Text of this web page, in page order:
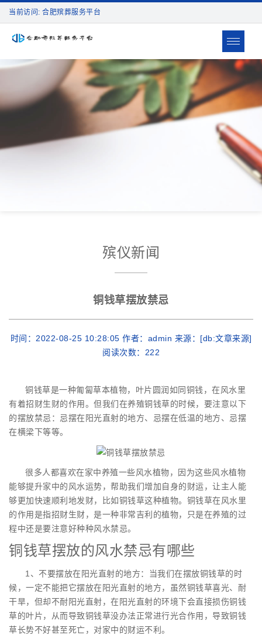
当前访问: 合肥殡葬服务平台
Toggle
殡仪新闻
铜钱草摆放禁忌
时间：2022-08-25 10:28:05 作者：admin 来源：[db:文章来源]
阅读次数： 222
铜钱草是一种匍匐草本植物，叶片圆润如同铜钱，在风水里
有着招财生财的作用。但我们在养殖铜钱草的时候，要注意以下
的摆放禁忌：忌摆在阳光直射的地方、忌摆在低温的地方、忌摆
在横梁下等等。
很多人都喜欢在家中养殖一些风水植物，因为这些风水植物
能够提升家中的风水运势，帮助我们增加自身的财运，让主人能
够更加快速顺利地发财，比如铜钱草这种植物。铜钱草在风水里
的作用是指招财生财，是一种非常吉利的植物，只是在养殖的过
程中还是要注意好种种风水禁忌。
铜钱草摆放的风水禁忌有哪些
1、不要摆放在阳光直射的地方：当我们在摆放铜钱草的时
候，一定不能把它摆放在阳光直射的地方，虽然铜钱草喜光、耐
干旱，但却不耐阳光直射，在阳光直射的环境下会直接损伤铜钱
草的叶片，从而导致铜钱草没办法正常进行光合作用，导致铜钱
草长势不好甚至死亡，对家中的财运不利。